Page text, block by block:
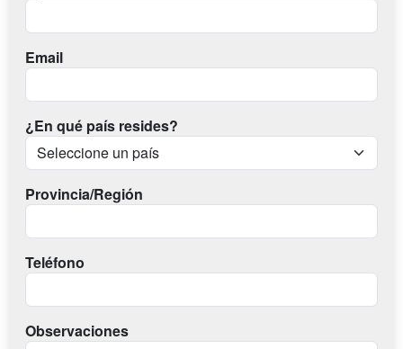
Email
¿En qué país resides?
Provincia/Región
Teléfono
Observaciones